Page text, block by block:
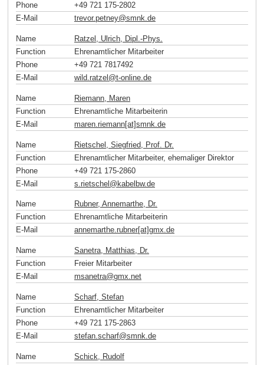
Phone
+49 721 175-2802
E-Mail
trevor.petney@smnk.de
Name
Ratzel, Ulrich, Dipl.-Phys.
Function
Ehrenamtlicher Mitarbeiter
Phone
+49 721 7817492
E-Mail
wild.ratzel @t-online de
Name
Riemann, Maren
Function
Ehrenamtliche Mitarbeiterin
E-Mail
maren.riemann[at]smnk de
Name
Rietschel, Siegfried, Prof. Dr.
Function
Ehrenamtlicher Mitarbeiter, ehemaliger Direktor
Phone
+49 721 175-2860
E-Mail
s.rietschel@kabelbw.de
Name
Rubner, Annemarthe, Dr.
Function
Ehrenamtliche Mitarbeiterin
E-Mail
annemarthe.rubner[at]gmx.de
Name
Sanetra, Matthias, Dr.
Function
Freier Mitarbeiter
E-Mail
msanetra@gmx.net
Name
Scharf, Stefan
Function
Ehrenamtlicher Mitarbeiter
Phone
+49 721 175-2863
E-Mail
stefan.scharf@smnk de
Name
Schick, Rudolf